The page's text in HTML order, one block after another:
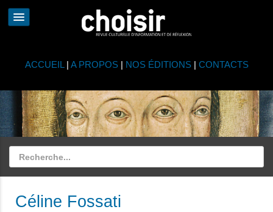
ACCUEIL | A PROPOS| NOS ÉDITIONS| CONTACTS
Céline Fossati